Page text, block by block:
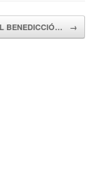
BENEDICCIÓ… →